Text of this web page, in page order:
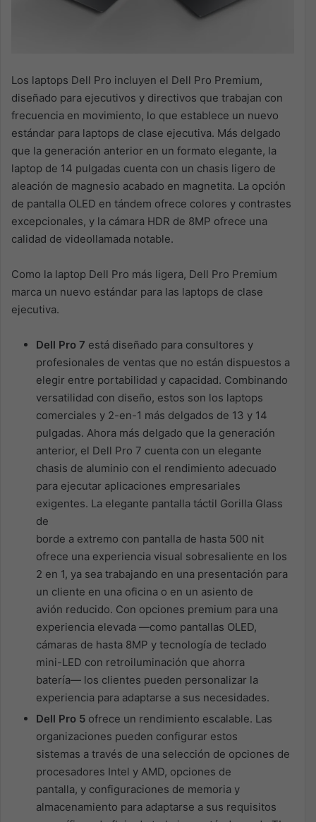
Los laptops Dell Pro incluyen el Dell Pro Premium,
diseñado para ejecutivos y directivos que trabajan con
frecuencia en movimiento, lo que establece un nuevo
estándar para laptops de clase ejecutiva. Más delgado
que la generación anterior en un formato elegante, la
laptop de 14 pulgadas cuenta con un chasis ligero de
aleación de magnesio acabado en magnetita. La opción
de pantalla OLED en tándem ofrece colores y contrastes
excepcionales, y la cámara HDR de 8MP ofrece una
calidad de videollamada notable.
Como la laptop Dell Pro más ligera, Dell Pro Premium
marca un nuevo estándar para las laptops de clase
ejecutiva.
Dell Pro 7 está diseñado para consultores y
profesionales de ventas que no están dispuestos a
elegir entre portabilidad y capacidad. Combinando
versatilidad con diseño, estos son los laptops
comerciales y 2-en-1 más delgados de 13 y 14
pulgadas. Ahora más delgado que la generación
anterior, el Dell Pro 7 cuenta con un elegante
chasis de aluminio con el rendimiento adecuado
para ejecutar aplicaciones empresariales
exigentes. La elegante pantalla táctil Gorilla Glass
de
borde a extremo con pantalla de hasta 500 nit
ofrece una experiencia visual sobresaliente en los
2 en 1, ya sea trabajando en una presentación para
un cliente en una oficina o en un asiento de
avión reducido. Con opciones premium para una
experiencia elevada —como pantallas OLED,
cámaras de hasta 8MP y tecnología de teclado
mini-LED con retroiluminación que ahorra
batería— los clientes pueden personalizar la
experiencia para adaptarse a sus necesidades.
Dell Pro 5 ofrece un rendimiento escalable. Las
organizaciones pueden configurar estos
sistemas a través de una selección de opciones de
procesadores Intel y AMD, opciones de
pantalla, y configuraciones de memoria y
almacenamiento para adaptarse a sus requisitos